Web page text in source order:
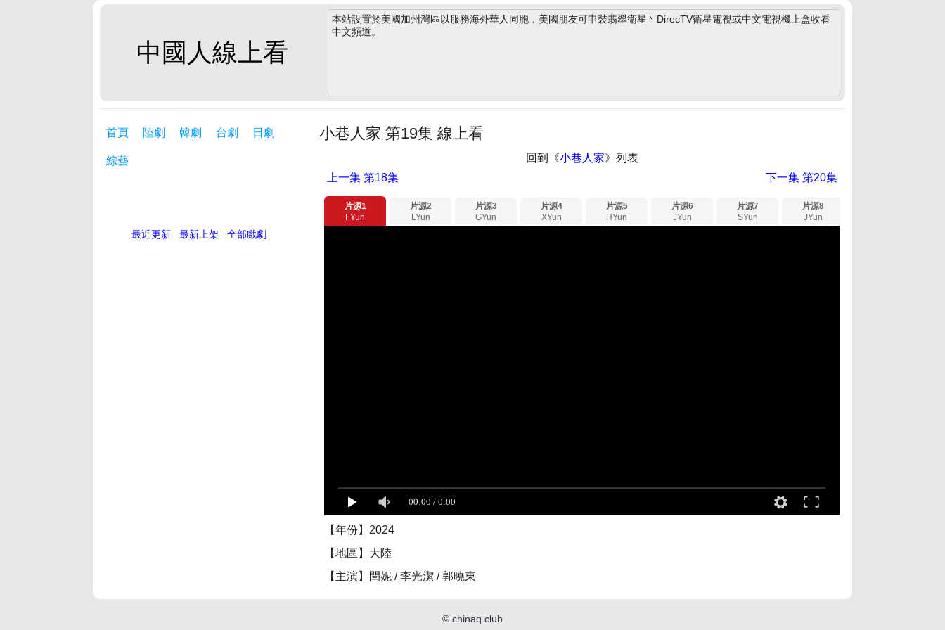
中國人線上看
本站設置於美國加州灣區以服務海外華人同胞，美國朋友可申裝翡翠衛星丶DirecTV衛星電視或中文電視機上盒收看
中文頻道。
首頁 陸劇 韓劇 台劇 日劇
綜藝
最近更新 最新上架 全部戲劇
小巷人家 第19集 線上看
回到《小巷人家》列表
上一集 第18集 下一集第20集
片源1
FYun
片源2
LYun
片源3
GYun
片源4
XYun
片源5
HYun
片源6
JYun
片源7
SYun
片源8
JYun
【年份】2024
【地區】大陸
【主演】閆妮 / 李光潔 / 郭曉東
© chinaq.club